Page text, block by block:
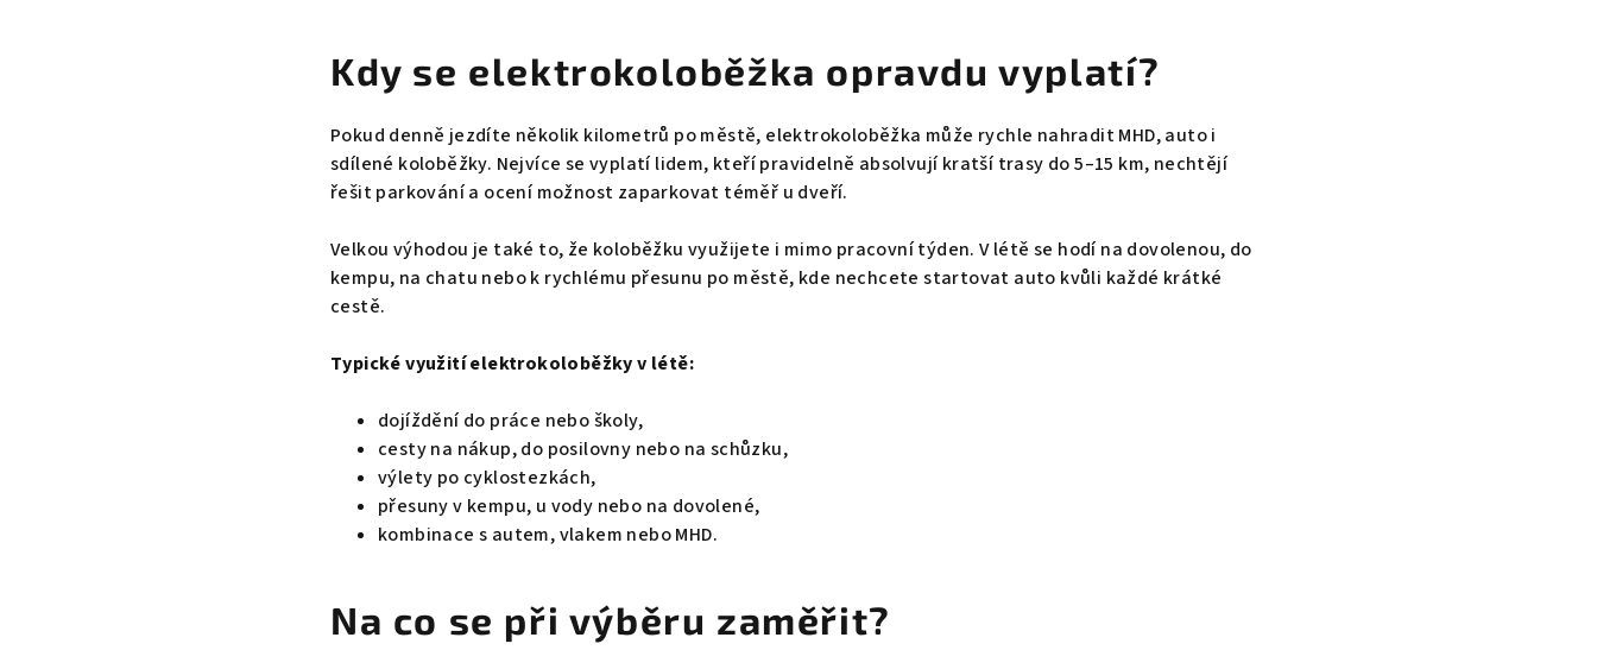
Kdy se elektrokoloběžka opravdu vyplatí?
Pokud denně jezdíte několik kilometrů po městě, elektrokoloběžka může rychle nahradit MHD, auto i
sdílené koloběžky. Nejvíce se vyplatí lidem, kteří pravidelně absolvují kratší trasy do 5–15 km, nechtějí
řešit parkování a ocení možnost zaparkovat téměř u dveří.
Velkou výhodou je také to, že koloběžku využijete i mimo pracovní týden. V létě se hodí na dovolenou, do
kempu, na chatu nebo k rychlému přesunu po městě, kde nechcete startovat auto kvůli každé krátké
cestě.
Typické využití elektrokoloběžky v létě:
dojíždění do práce nebo školy,
cesty na nákup, do posilovny nebo na schůzku,
výlety po cyklostezkách,
přesuny v kempu, u vody nebo na dovolené,
kombinace s autem, vlakem nebo MHD.
Na co se při výběru zaměřit?